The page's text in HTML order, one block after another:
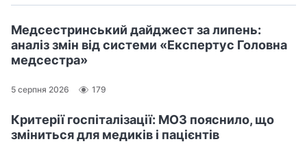
Медсестринський дайджест за липень:
аналіз змін від системи «Експертус Головна
медсестра»
5 серпня 2026 179
Критерії госпіталізації: МОЗ пояснило, що
зміниться для медиків і пацієнтів